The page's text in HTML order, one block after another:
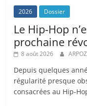
2026 Dossier
Le Hip-Hop
prochaine
8 août 2026 ARPOZ
Depuis quelques
régularité presque
consacrées au Hip-